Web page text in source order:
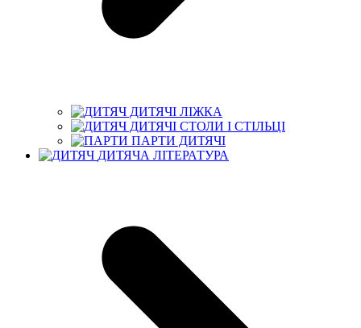
ДИТЯЧІ ЛІЖКА
ДИТЯЧІ СТОЛИ І СТІЛЬЦІ
ПАРТИ ДИТЯЧІ
ДИТЯЧА ЛІТЕРАТУРА